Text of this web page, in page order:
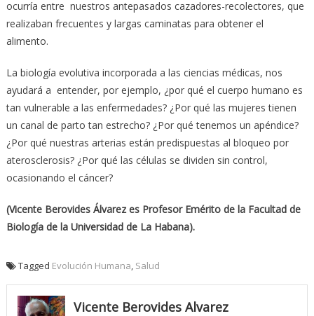
ocurría entre nuestros antepasados cazadores-recolectores, que
realizaban frecuentes y largas caminatas para obtener el
alimento.
La biología evolutiva incorporada a las ciencias médicas, nos
ayudará a entender, por ejemplo, ¿por qué el cuerpo humano es
tan vulnerable a las enfermedades? ¿Por qué las mujeres tienen
un canal de parto tan estrecho? ¿Por qué tenemos un apéndice?
¿Por qué nuestras arterias están predispuestas al bloqueo por
aterosclerosis? ¿Por qué las células se dividen sin control,
ocasionando el cáncer?
(Vicente Berovides Álvarez es Profesor Emérito de la Facultad de
Biología de la Universidad de La Habana).
Tagged Evolución Humana Salud
Vicente Berovides Alvarez